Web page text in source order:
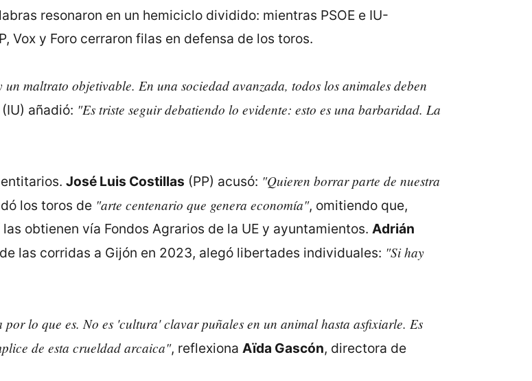
resonaron en un hemiciclo dividido: mientras PSOE e IU-
Vox y Foro cerraron filas en defensa de los toros.
un maltrato objetivable. En una sociedad avanzada, todos los animales deben
(IU) añadió: "Es triste seguir debatiendo lo evidente: esto es una barbaridad. La
José Luis Costillas (PP) acusó: "Quieren borrar parte de nuestra
los toros de "arte centenario que genera economía", omitiendo que,
obtienen vía Fondos Agrarios de la UE y ayuntamientos. Adrián
las corridas a Gijón en 2023, alegó libertades individuales: "Si hay
lo que es. No es 'cultura' clavar puñales en un animal hasta asfixiarle. Es
de esta crueldad arcaica", reflexiona Aïda Gascón, directora de